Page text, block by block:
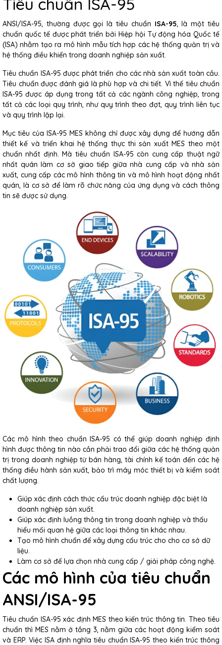
Tiêu chuẩn ISA-95
ANSI/ISA-95, thường được gọi là tiêu chuẩn ISA-95, là một tiêu
chuẩn quốc tế được phát triển bởi Hiệp hội Tự động hóa Quốc tế
(ISA) nhằm tạo ra mô hình mẫu tích hợp các hệ thống quản trị và
hệ thống điều khiển trong doanh nghiệp sản xuất.
Tiêu chuẩn ISA-95 được phát triển cho các nhà sản xuất toàn cầu.
Tiêu chuẩn được đánh giá là phù hợp và chi tiết. Vì thế tiêu chuẩn
ISA-95 được áp dụng trong tất cả các ngành công nghiệp, trong
tất cả các loại quy trình, như quy trình theo đợt, quy trình liên tục
và quy trình lặp lại.
Mục tiêu của ISA-95 MES không chỉ được xây dựng để hướng dẫn
thiết kế và triển khai hệ thống thực thi sản xuất MES theo một
chuẩn nhất định. Mà tiêu chuẩn ISA-95 còn cung cấp thuật ngữ
nhất quán làm cơ sở giao tiếp giữa nhà cung cấp và nhà sản
xuất, cung cấp các mô hình thông tin và mô hình hoạt động nhất
quán, là cơ sở để làm rõ chức năng của ứng dụng và cách thông
tin sẽ được sử dụng.
Các mô hình theo chuẩn ISA-95 có thể giúp doanh nghiệp định
hình được thông tin nào cần phải trao đổi giữa các hệ thống quản
trị trong doanh nghiệp từ bán hàng, tài chính kế toán đến các hệ
thống điều hành sản xuất, bảo trì máy móc thiết bị và kiểm soát
chất lượng.
Giúp xác định cách thức cấu trúc doanh nghiệp đặc biệt là
doanh nghiệp sản xuất.
Giúp xác định luồng thông tin trong doanh nghiệp và thấu
hiểu mối quan hệ giữa các loại thông tin khác nhau.
Tạo mô hình chuẩn để xây dựng cấu trúc cho cho cơ sở dữ
liệu.
Làm cơ sở để lựa chọn nhà cung cấp / giải pháp công nghệ.
Các mô hình của tiêu chuẩn
ANSI/ISA-95
Tiêu chuẩn ISA-95 xác định MES theo kiến trúc thông tin. Theo tiêu
chuẩn thì MES nằm ở tầng 3, nằm giữa các hoạt động kiểm soát
và ERP. Việc ISA định nghĩa tiêu chuẩn ISA-95 theo kiến trúc thông